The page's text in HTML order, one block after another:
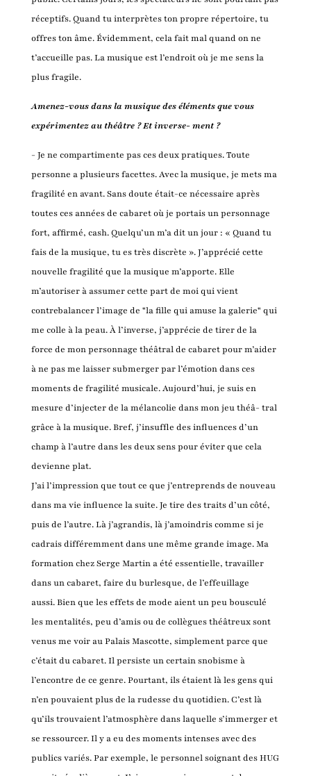
réceptifs. Quand tu interprètes ton propre répertoire, tu
offres ton âme. Évidemment, cela fait mal quand on ne
t’accueille pas. La musique est l’endroit où je me sens la
plus fragile.
Amenez-vous dans la musique des éléments que vous
expérimentez au théâtre ? Et inverse- ment ?
- Je ne compartimente pas ces deux pratiques. Toute
personne a plusieurs facettes. Avec la musique, je mets ma
fragilité en avant. Sans doute était-ce nécessaire après
toutes ces années de cabaret où je portais un personnage
fort, affirmé, cash. Quelqu’un m’a dit un jour : « Quand tu
fais de la musique, tu es très discrète ». J’apprécié cette
nouvelle fragilité que la musique m’apporte. Elle
m’autoriser à assumer cette part de moi qui vient
contrebalancer l’image de "la fille qui amuse la galerie" qui
me colle à la peau. À l’inverse, j’apprécie de tirer de la
force de mon personnage théâtral de cabaret pour m’aider
à ne pas me laisser submerger par l’émotion dans ces
moments de fragilité musicale. Aujourd’hui, je suis en
mesure d’injecter de la mélancolie dans mon jeu théâ- tral
grâce à la musique. Bref, j’insuffle des influences d’un
champ à l’autre dans les deux sens pour éviter que cela
devienne plat.
J’ai l’impression que tout ce que j’entreprends de nouveau
dans ma vie influence la suite. Je tire des traits d’un côté,
puis de l’autre. Là j’agrandis, là j’amoindris comme si je
cadrais différemment dans une même grande image. Ma
formation chez Serge Martin a été essentielle, travailler
dans un cabaret, faire du burlesque, de l’effeuillage
aussi. Bien que les effets de mode aient un peu bousculé
les mentalités, peu d’amis ou de collègues théâtreux sont
venus me voir au Palais Mascotte, simplement parce que
c’était du cabaret. Il persiste un certain snobisme à
l’encontre de ce genre. Pourtant, ils étaient là les gens qui
n’en pouvaient plus de la rudesse du quotidien. C’est là
qu’ils trouvaient l’atmosphère dans laquelle s’immerger et
se ressourcer. Il y a eu des moments intenses avec des
publics variés. Par exemple, le personnel soignant des HUG